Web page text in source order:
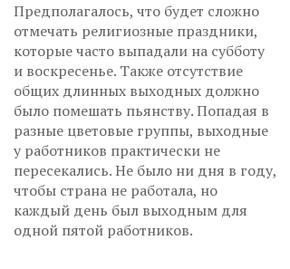
Предполагалось, что будет сложно
отмечать религиозные праздники,
которые часто выпадали на субботу
и воскресенье. Также отсутствие
общих длинных выходных должно
было помешать пьянству. Попадая в
разные цветовые группы, выходные
у работников практически не
пересекались. Не было ни дня в году,
чтобы страна не работала, но
каждый день был выходным для
одной пятой работников.